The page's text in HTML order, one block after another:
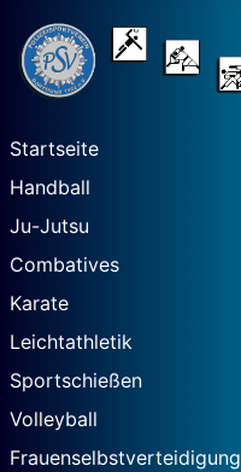
Startseite
Handball
Ju-Jutsu
Combatives
Karate
Leichtathletik
Sportschießen
Volleyball
Frauenselbstverteidigung